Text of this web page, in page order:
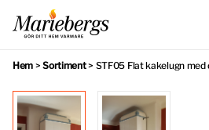
innehåll
Hem >Sortiment> STF05 Flat kakelugn